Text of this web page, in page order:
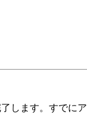
します。すでに